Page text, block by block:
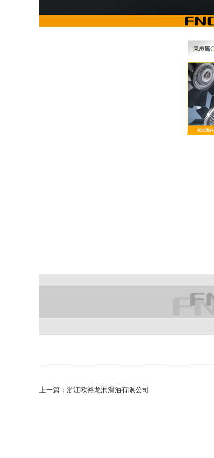
上一篇： 浙江欧裕龙润滑油有限公司